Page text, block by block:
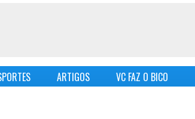
ARTIGOS VC FAZ O BICO